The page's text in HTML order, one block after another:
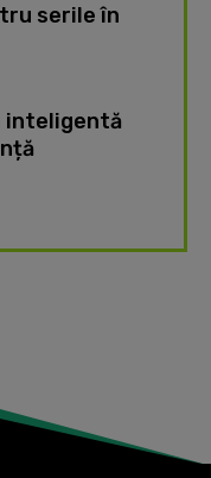
serile în
inteligentă